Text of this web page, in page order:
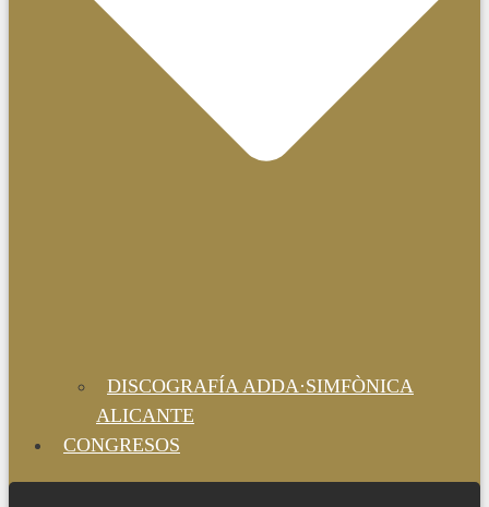
DISCOGRAFÍA ADDA·SIMFÒNICA
ALICANTE
CONGRESOS